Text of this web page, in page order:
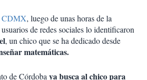
CDMX, luego de unas horas de la
de redes sociales lo identificaron
, un chico que se ha dedicado desde
matemáticas.
de Córdoba ya busca al chico para